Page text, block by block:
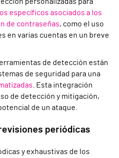
específicos asociados a los
de contraseñas, como el uso
en varias cuentas en un breve
de detección están
de seguridad para una
. Esta integración
de detección y mitigación,
de un ataque.
periódicas
y exhaustivas de los